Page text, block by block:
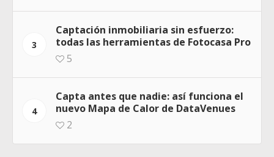
3
Captación inmobiliaria sin esfuerzo:
todas las herramientas de Fotocasa Pro
5
4
Capta antes que nadie: así funciona el
nuevo Mapa de Calor de DataVenues
2